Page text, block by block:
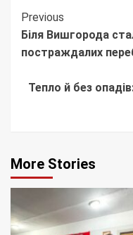
Continue
Reading
Previous
Біля Вишгорода
постраждалих
Тепло й без
More Stories